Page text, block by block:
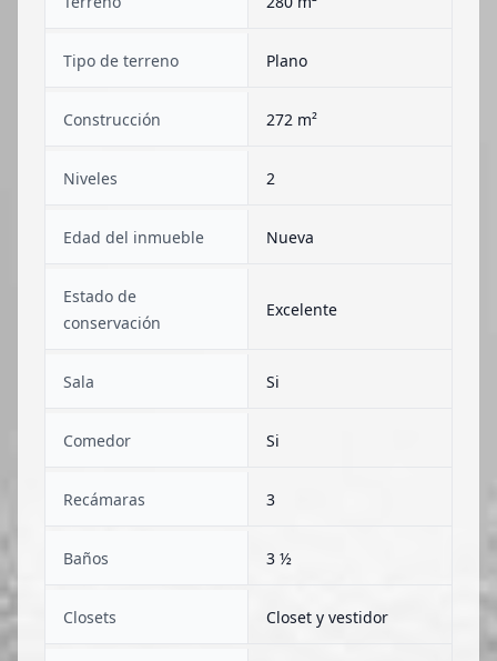
Tipo de terreno Plano
Construcción 272 m²
Niveles 2
Edad del inmueble Nueva
Estado de
conservación
Excelente
Sala Si
Comedor Si
Recámaras 3
Baños 3 ½
Closets Closet y vestidor